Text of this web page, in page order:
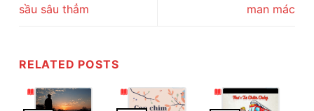
sầu sâu thẳm
man mác
RELATED POSTS